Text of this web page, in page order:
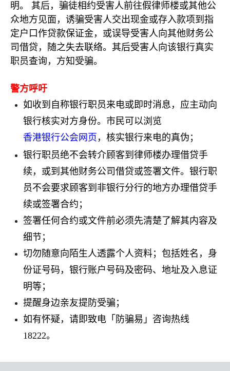
明。
其后，骗徒相约受害人前往假律师楼或其他公
众地方见面，诱骗受害人交出现金或存入款项到指
定户口作贷款保证金，或误导受害人向其他财务公
司借贷，随之失去联络。其后受害人向该银行真实
职员查询，方知受骗。
警方呼吁
如收到自称银行职员来电或即时消息，应主动向
银行核实对方身份。市民可以浏览
香港银行公会网页 ，核实银行来电的真伪；
银行职员绝不会转介顾客到律师楼办理借贷手
续，或到其他财务公司借贷或签署文件。银行职
员不会要求顾客到非银行分行的地方办理借贷手
续或签署合约；
签署任何合约或文件前必须先清楚了解其内容及
细节；
切勿随意向陌生人透露个人资料；包括姓名，身
份证号码，银行账户号码及密码、地址及入息证
明等；
提醒身边亲友提防受骗；
如有怀疑，请即致电「防骗易」咨询热线
18222。